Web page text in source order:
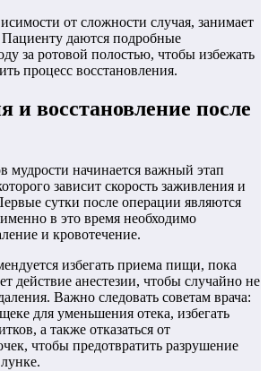
от сложности случая, занимает
даются подробные
за ротовой полостью, чтобы избежать
процесс восстановления.
и восстановление после
мудрости начинается важный этап
зависит скорость заживления и
сутки после операции являются
в это время необходимо
и кровотечение.
избегать приема пищи, пока
действие анестезии, чтобы случайно не
Важно следовать советам врача:
для уменьшения отека, избегать
а также отказаться от
чтобы предотвратить разрушение